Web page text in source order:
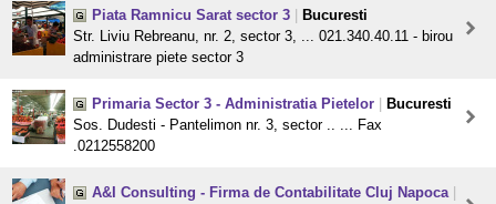
Piata Ramnicu Sarat sector 3
Bucuresti
Str. Liviu Rebreanu, nr. 2, sector 3, ... 021.340.40.11 - birou
administrare piete sector 3
Primaria Sector 3 - Administratia Pietelor
Bucuresti
Sos. Dudesti - Pantelimon nr. 3, sector .. ... Fax
.0212558200
A&I Consulting - Firma de Contabilitate Cluj Napoca